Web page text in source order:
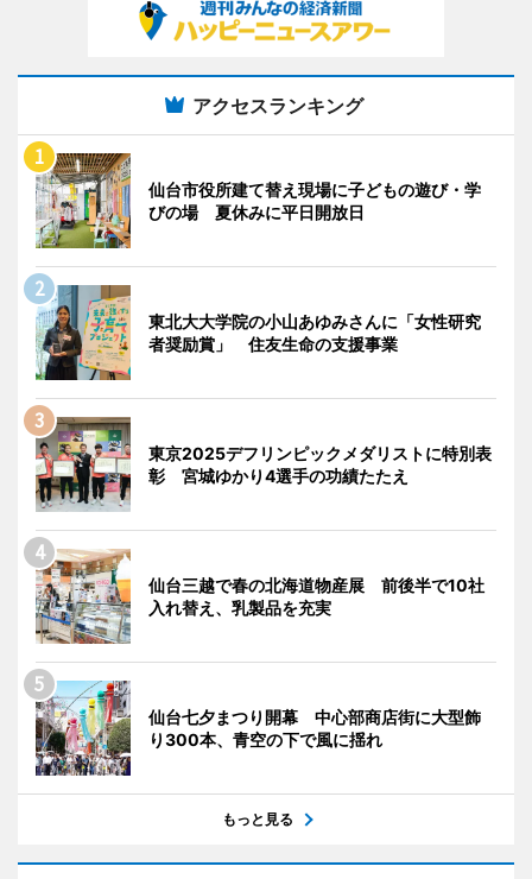
アクセスランキング
仙台市役所建て替え現場に子どもの遊び・学
びの場 夏休みに平日開放日
東北大大学院の小山あゆみさんに「女性研究
者奨励賞」 住友生命の支援事業
東京2025デフリンピックメダリストに特別表
彰 宮城ゆかり4選手の功績たたえ
仙台三越で春の北海道物産展 前後半で10社
入れ替え、乳製品を充実
仙台七夕まつり開幕 中心部商店街に大型飾
り300本、青空の下で風に揺れ
もっと見る